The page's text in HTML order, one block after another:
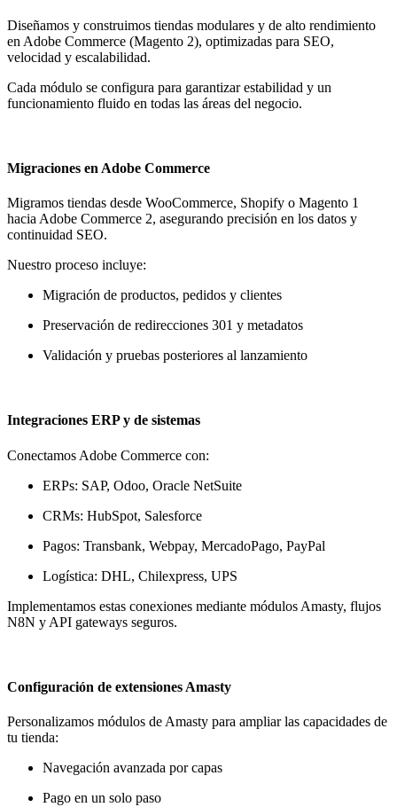
Diseñamos y construimos tiendas modulares y de alto rendimiento
en Adobe Commerce (Magento 2), optimizadas para SEO,
velocidad y escalabilidad.
Cada módulo se configura para garantizar estabilidad y un
funcionamiento fluido en todas las áreas del negocio.
Migraciones en Adobe Commerce
Migramos tiendas desde WooCommerce, Shopify o Magento 1
hacia Adobe Commerce 2, asegurando precisión en los datos y
continuidad SEO.
Nuestro proceso incluye:
Migración de productos, pedidos y clientes
Preservación de redirecciones 301 y metadatos
Validación y pruebas posteriores al lanzamiento
Integraciones ERP y de sistemas
Conectamos Adobe Commerce con:
ERPs: SAP, Odoo, Oracle NetSuite
CRMs: HubSpot, Salesforce
Pagos: Transbank, Webpay, MercadoPago, PayPal
Logística: DHL, Chilexpress, UPS
Implementamos estas conexiones mediante módulos Amasty, flujos
N8N y API gateways seguros.
Configuración de extensiones Amasty
Personalizamos módulos de Amasty para ampliar las capacidades de
tu tienda:
Navegación avanzada por capas
Pago en un solo paso